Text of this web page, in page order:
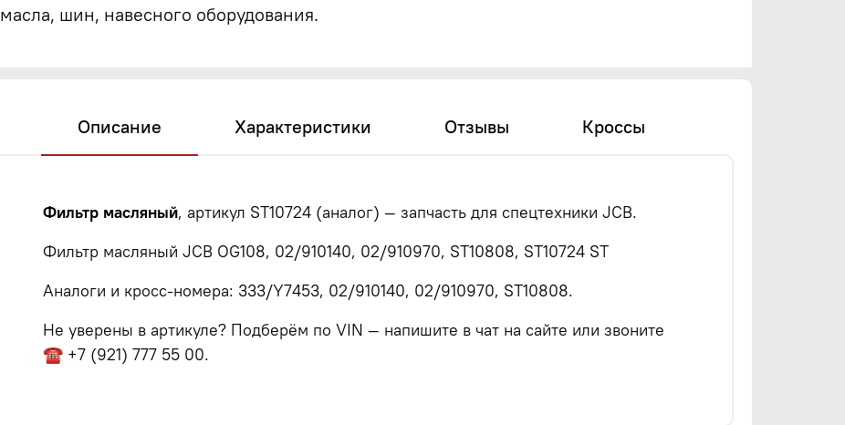
масла, шин, навесного оборудования.
Описание Характеристики Отзывы Кроссы
Фильтр масляный, артикул ST10724 (аналог) — запчасть для спецтехники JCB.
Фильтр масляный JCB OG108, 02/910140, 02/910970, ST10808, ST10724 ST
Аналоги и кросс-номера: 333/Y7453, 02/910140, 02/910970, ST10808.
Не уверены в артикуле? Подберём по VIN — напишите в чат на сайте или звоните
☎ +7 (921) 777 55 00.